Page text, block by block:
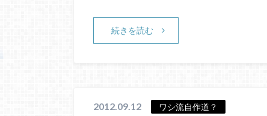
続きを読む
2012.09.12 ワシ流自作道？